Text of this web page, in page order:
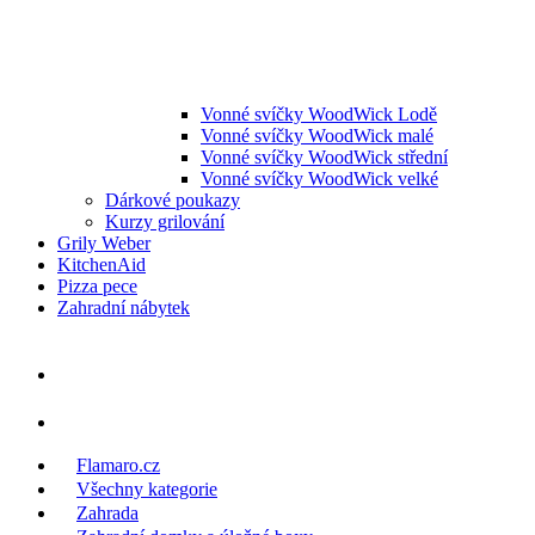
Vonné svíčky WoodWick Lodě
Vonné svíčky WoodWick malé
Vonné svíčky WoodWick střední
Vonné svíčky WoodWick velké
Dárkové poukazy
Kurzy grilování
Grily Weber
KitchenAid
Pizza pece
Zahradní nábytek
Flamaro.cz
Všechny kategorie
Zahrada